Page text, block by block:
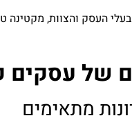
העסק והצוות,
של עסקים
מתאימים